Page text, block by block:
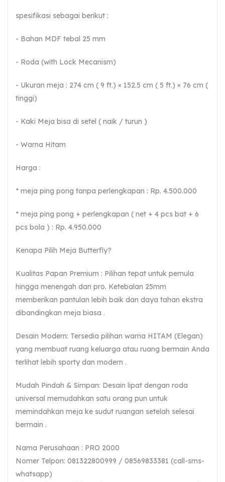
spesifikasi sebagai berikut :
- Bahan MDF tebal 25 mm
- Roda (with Lock Mecanism)
- Ukuran meja : 274 cm ( 9 ft.) × 152.5 cm ( 5 ft.) × 76 cm (
tinggi)
- Kaki Meja bisa di setel ( naik / turun )
- Warna Hitam
Harga :
* meja ping pong tanpa perlengkapan : Rp. 4.500.000
* meja ping pong + perlengkapan ( net + 4 pcs bat + 6
pcs bola ) : Rp. 4.950.000
Kenapa Pilih Meja Butterfly?
Kualitas Papan Premium : Pilihan tepat untuk pemula
hingga menengah dan pro. Ketebalan 25mm
memberikan pantulan lebih baik dan daya tahan ekstra
dibandingkan meja biasa .
Desain Modern: Tersedia pilihan warna HITAM (Elegan)
yang membuat ruang keluarga atau ruang bermain Anda
terlihat lebih sporty dan modern .
Mudah Pindah & Simpan: Desain lipat dengan roda
universal memudahkan satu orang pun untuk
memindahkan meja ke sudut ruangan setelah selesai
bermain .
Nama Perusahaan : PRO 2000
Nomer Telpon: 081322800999 / 08569833381 (call-sms-
whatsapp)